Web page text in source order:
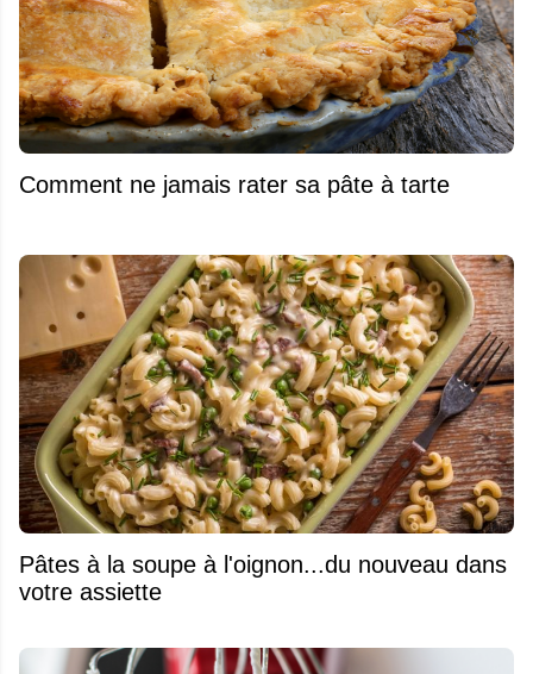
Comment ne jamais rater sa pâte à tarte
Pâtes à la soupe à l'oignon...du nouveau dans
votre assiette